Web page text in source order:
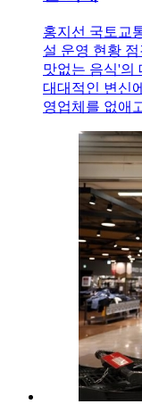
홍지선 국토교
설 운영 현황
맛없는 음식'의
대대적인 변신
영업체를 없애